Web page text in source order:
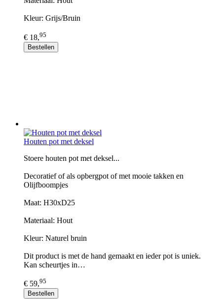
Kleur: Grijs/Bruin
€ 18,95
Bestellen
Houten pot met deksel
Stoere houten pot met deksel...
Decoratief of als opbergpot of met mooie takken en
Olijfboompjes
Maat: H30xD25
Materiaal: Hout
Kleur: Naturel bruin
Dit product is met de hand gemaakt en ieder pot is uniek.
Kan scheurtjes in…
€ 59,95
Bestellen